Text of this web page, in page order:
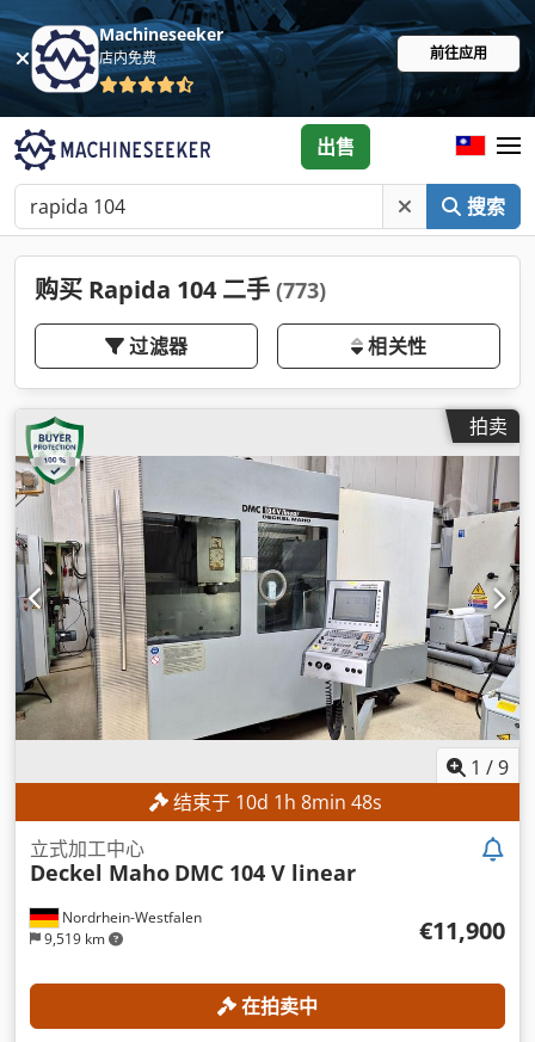
Machineseeker
店内免费 前往应用
搜索
出售
购买 Rapida 104 二手 (773)
过滤器 相关性
拍卖
1 /9
结束于 10d 1h 8min 46s
Nordrhein-Westfalen
9,519 km
立式加工中心
Deckel Maho DMC 104 V linear
€11,900
在拍卖中